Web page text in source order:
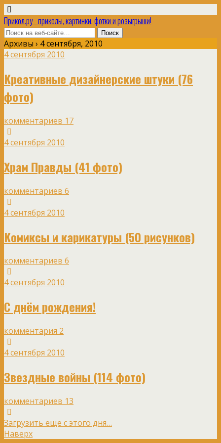
Прикол.ру - приколы, картинки, фотки и розыгрыши!
Архивы › 4 сентября, 2010
4 сентября 2010
Креативные дизайнерские штуки (76
фото)
комментариев 17
4 сентября 2010
Храм Правды (41 фото)
комментариев 6
4 сентября 2010
Комиксы и карикатуры (50 рисунков)
комментариев 6
4 сентября 2010
С днём рождения!
комментария 2
4 сентября 2010
Звездные войны (114 фото)
комментариев 13
Загрузить еще с этого дня…
Наверх